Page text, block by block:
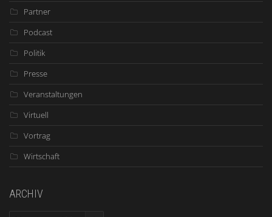
Partner
Podcast
Politik
Presse
Veranstaltungen
Virtuell
Vortrag
Wirtschaft
ARCHIV